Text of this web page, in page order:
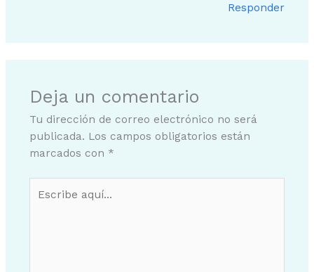
Responder
Deja un comentario
Tu dirección de correo electrónico no será
publicada. Los campos obligatorios están
marcados con *
aquí...